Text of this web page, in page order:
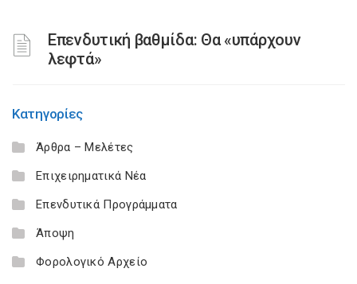
Επενδυτική βαθμίδα: Θα «υπάρχουν
λεφτά»
Κατηγορίες
Άρθρα – Μελέτες
Επιχειρηματικά Νέα
Επενδυτικά Προγράμματα
Άποψη
Φορολογικό Αρχείο